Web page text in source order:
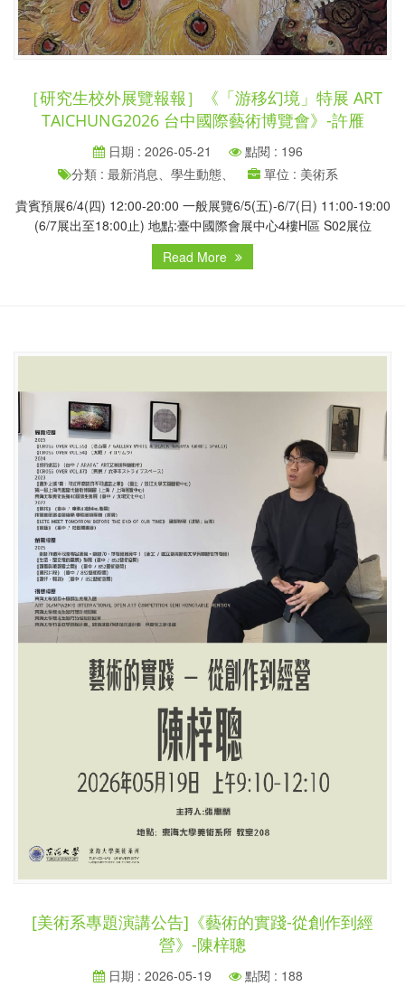
［研究生校外展覽報報］《「游移幻境」特展 ART
TAICHUNG2026 台中國際藝術博覽會》-許雁
日期 : 2026-05-21
點閱 : 196
分類 : 最新消息、學生動態、
單位 : 美術系
貴賓預展6/4(四) 12:00-20:00 一般展覽6/5(五)-6/7(日) 11:00-19:00
(6/7展出至18:00止) 地點:臺中國際會展中心4樓H區 S02展位
Read More
[美術系專題演講公告]《藝術的實踐-從創作到經
營》-陳梓聰
日期 : 2026-05-19
點閱 : 188